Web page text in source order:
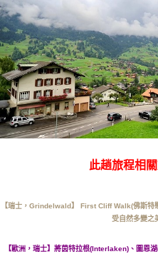
此趟旅程相關
【瑞士，Grindelwald】 First Cliff Walk(佛斯特
受自然多變之
【歐洲，瑞士】將茵特拉根(Interlaken)、圖恩